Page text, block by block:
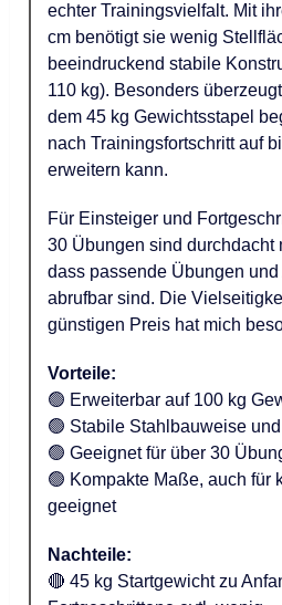
echter Trainingsvielfalt. Mit
cm benötigt sie wenig
beeindruckend stabile
110 kg). Besonders
dem 45 kg Gewichtsstapel
nach Trainingsfortschritt auf
erweitern kann.
Für Einsteiger und
30 Übungen sind durchdacht
dass passende Übungen
abrufbar sind. Die
günstigen Preis hat mich
Vorteile:
🟢 Erweiterbar auf 100 kg
🟢 Stabile Stahlbauweise
🟢 Geeignet für über 30
🟢 Kompakte Maße, auch für
geeignet
Nachteile:
🔴 45 kg Startgewicht zu